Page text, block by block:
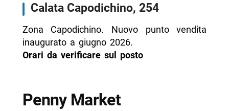
Calata Capodichino, 254
Zona Capodichino. Nuovo punto vendita
inaugurato a giugno 2026.
Orari da verificare sul posto
Penny Market